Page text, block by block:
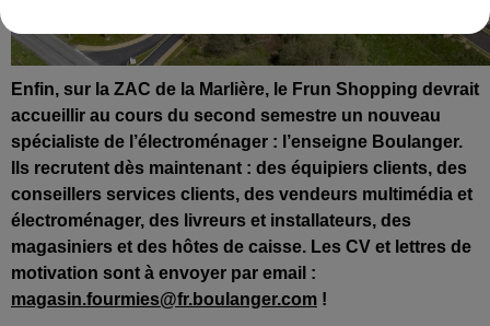
Enfin, sur la ZAC de la Marlière, le Frun Shopping devrait
accueillir au cours du second semestre un nouveau
spécialiste de l’électroménager : l’enseigne Boulanger.
Ils recrutent dès maintenant : des équipiers clients, des
conseillers services clients, des vendeurs multimédia et
électroménager, des livreurs et installateurs, des
magasiniers et des hôtes de caisse. Les CV et lettres de
motivation sont à envoyer par email :
magasin.fourmies@fr.boulanger.com !